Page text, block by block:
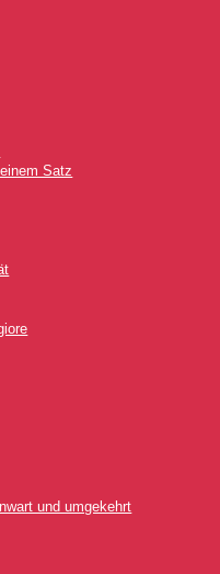
Satz
und umgekehrt